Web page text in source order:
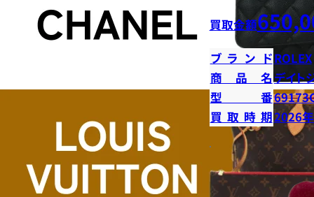
買取金額
ブランドROLEX
商品名 デイト
型番
買取時期2026